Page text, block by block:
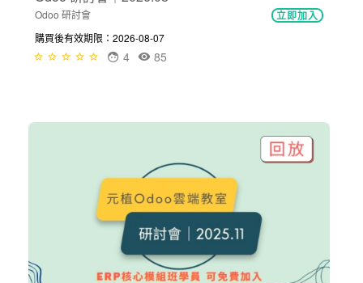
Odoo 研討會 立即加入
購買後有效期限：2026-08-07
85
4